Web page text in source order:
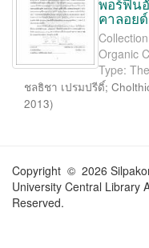
คาลอย
Organic
Type:
ชลธิชา เปรมปรีดิ์;
2013)
Copyright © 2026
University Central Library
Reserved.